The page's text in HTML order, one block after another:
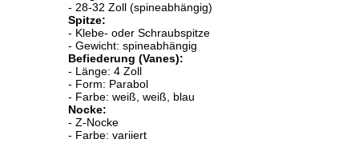
- 28-32 Zoll (spineabhängig)
Spitze:
- Klebe- oder Schraubspitze
- Gewicht: spineabhängig
Befiederung (Vanes):
- Länge: 4 Zoll
- Form: Parabol
- Farbe: weiß, weiß, blau
Nocke:
- Z-Nocke
- Farbe: variiert